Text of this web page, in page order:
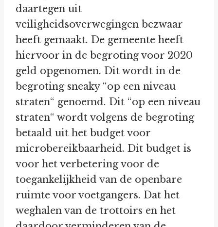
daartegen uit
veiligheidsoverwegingen bezwaar
heeft gemaakt. De gemeente heeft
hiervoor in de begroting voor 2020
geld opgenomen. Dit wordt in de
begroting sneaky “op een niveau
straten“ genoemd. Dit “op een niveau
straten“ wordt volgens de begroting
betaald uit het budget voor
microbereikbaarheid. Dit budget is
voor het verbetering voor de
toegankelijkheid van de openbare
ruimte voor voetgangers. Dat het
weghalen van de trottoirs en het